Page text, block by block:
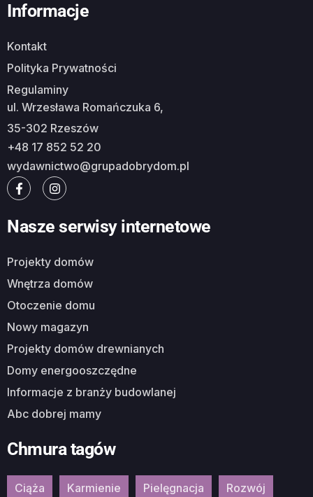
Informacje
Kontakt
Polityka Prywatności
Regulaminy
ul. Wrzesława Romańczuka 6,
35-302 Rzeszów
+48 17 852 52 20
wydawnictwo@grupadobrydom.pl
Nasze serwisy internetowe
Projekty domów
Wnętrza domów
Otoczenie domu
Nowy magazyn
Projekty domów drewnianych
Domy energooszczędne
Informacje z branży budowlanej
Abc dobrej mamy
Chmura tagów
Ciąża Karmienie Pielęgnacja Rozwój